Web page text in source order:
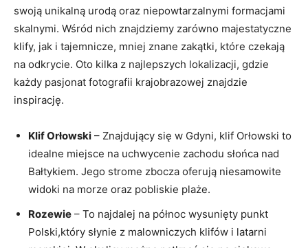
swoją unikalną urodą oraz niepowtarzalnymi formacjami
skalnymi. Wśród nich znajdziemy zarówno majestatyczne
klify, jak i tajemnicze, mniej znane zakątki, które czekają
na odkrycie. Oto kilka z najlepszych lokalizacji, gdzie
każdy pasjonat fotografii krajobrazowej znajdzie
inspirację.
Klif Orłowski – Znajdujący się w Gdyni, klif Orłowski to
idealne miejsce na uchwycenie zachodu słońca nad
Bałtykiem. Jego strome zbocza oferują niesamowite
widoki na morze oraz pobliskie plaże.
Rozewie – To najdalej na północ wysunięty punkt
Polski,który słynie z malowniczych klifów i latarni